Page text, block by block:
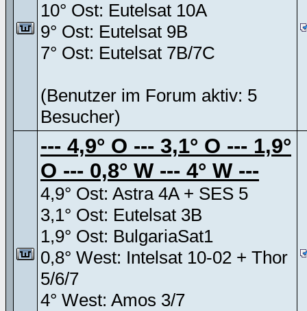
10° Ost: Eutelsat 10A
9° Ost: Eutelsat 9B
7° Ost: Eutelsat 7B/7C
(Benutzer im Forum aktiv: 5
Besucher)
--- 4,9° O --- 3,1° O --- 1,9°
O --- 0,8° W --- 4° W ---
4,9° Ost: Astra 4A + SES 5
3,1° Ost: Eutelsat 3B
1,9° Ost: BulgariaSat1
0,8° West: Intelsat 10-02 + Thor
5/6/7
4° West: Amos 3/7